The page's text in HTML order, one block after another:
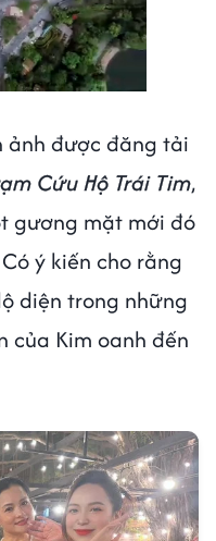
ảnh được đăng tải
Cứu Hộ Trái Tim,
gương mặt mới đó
ý kiến cho rằng
diện trong những
của Kim oanh đến